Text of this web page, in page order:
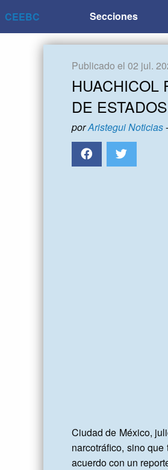
CEEBC Secciones
Publicado el 02 jul.
HUACHICOL
DE
porAristegui Noticias-
Ciudad de México,
narcotráfico, sino
acuerdo con un